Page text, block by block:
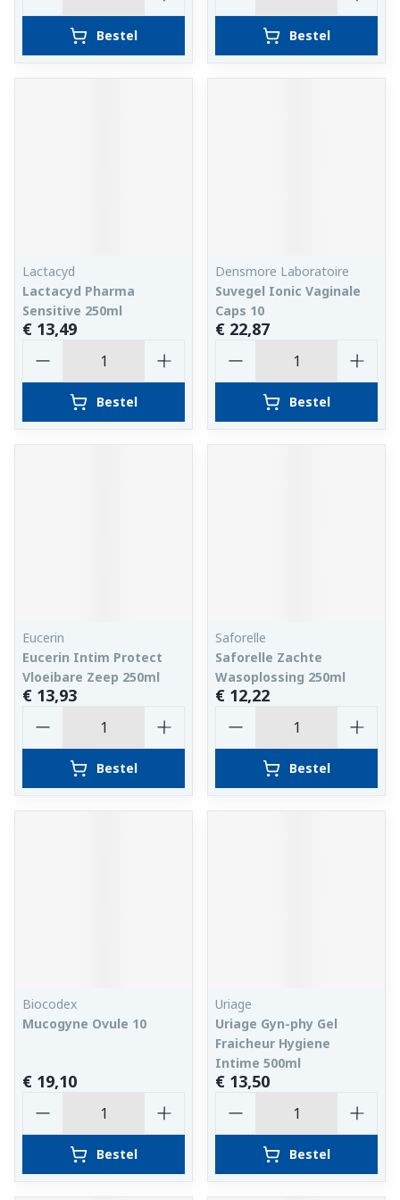
Bestel Bestel
Lactacyd
Lactacyd Pharma
Sensitive 250ml
€ 13,49
Bestel
Densmore Laboratoire
Suvegel Ionic Vaginale
Caps 10
€ 22,87
Bestel
Eucerin
Eucerin Intim Protect
Vloeibare Zeep 250ml
€ 13,93
Bestel
Saforelle
Saforelle Zachte
Wasoplossing 250ml
€ 12,22
Bestel
Biocodex
Mucogyne Ovule 10
€ 19,10
Bestel
Uriage
Uriage Gyn-phy Gel
Fraicheur Hygiene
Intime 500ml
€ 13,50
Bestel